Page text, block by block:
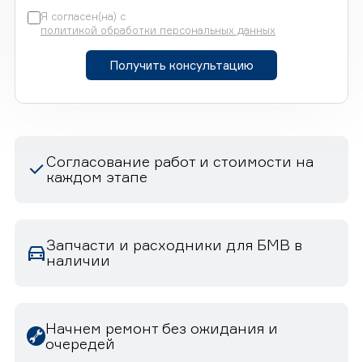
Я согласен(на) с
политикой обработки персональных данных
Получить консультацию
Согласование работ и стоимости на
каждом этапе
Запчасти и расходники для БМВ в
наличии
Начнем ремонт без ожидания и
очередей